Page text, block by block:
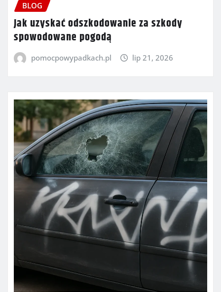
BLOG
Jak uzyskać odszkodowanie za szkody
spowodowane pogodą
pomocpowypadkach.pl lip 21, 2026